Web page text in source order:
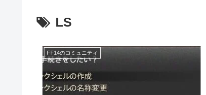
LS
FF14のコミュニティ